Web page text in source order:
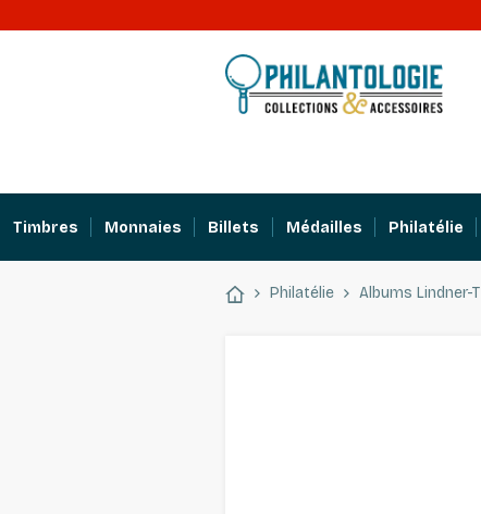
Timbres Monnaies Billets Médailles Philatélie
Philatélie Albums Lindner-T